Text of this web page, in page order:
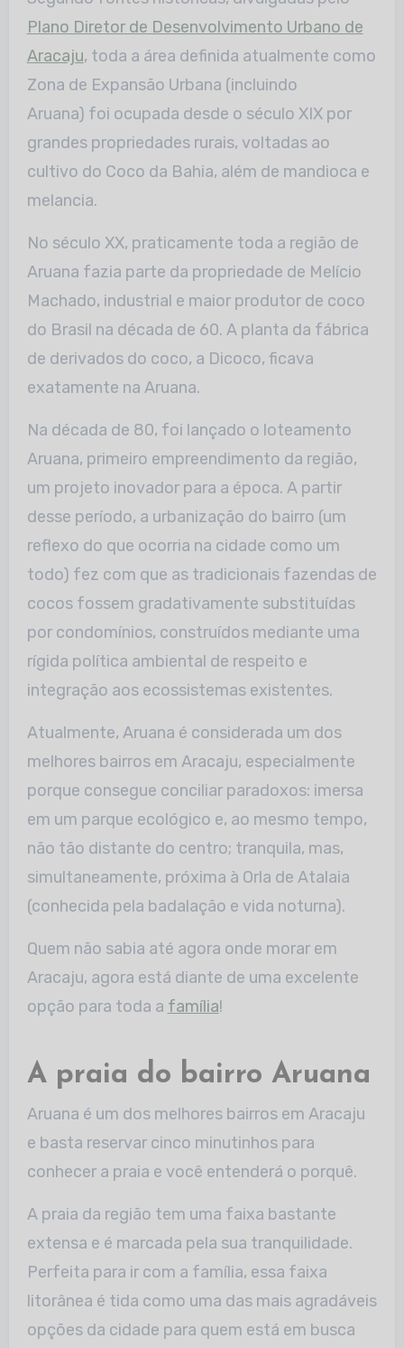
Plano Diretor de Desenvolvimento Urbano de
Aracaju, toda a área definida atualmente como
Zona de Expansão Urbana (incluindo
Aruana) foi ocupada desde o século XIX por
grandes propriedades rurais, voltadas ao
cultivo do Coco da Bahia, além de mandioca e
melancia.
No século XX, praticamente toda a região de
Aruana fazia parte da propriedade de Melício
Machado, industrial e maior produtor de coco
do Brasil na década de 60. A planta da fábrica
de derivados do coco, a Dicoco, ficava
exatamente na Aruana.
Na década de 80, foi lançado o loteamento
Aruana, primeiro empreendimento da região,
um projeto inovador para a época. A partir
desse período, a urbanização do bairro (um
reflexo do que ocorria na cidade como um
todo) fez com que as tradicionais fazendas de
cocos fossem gradativamente substituídas
por condomínios, construídos mediante uma
rígida política ambiental de respeito e
integração aos ecossistemas existentes.
Atualmente, Aruana é considerada um dos
melhores bairros em Aracaju, especialmente
porque consegue conciliar paradoxos: imersa
em um parque ecológico e, ao mesmo tempo,
não tão distante do centro; tranquila, mas,
simultaneamente, próxima à Orla de Atalaia
(conhecida pela badalação e vida noturna).
Quem não sabia até agora onde morar em
Aracaju, agora está diante de uma excelente
opção para toda a família!
A praia do bairro Aruana
Aruana é um dos melhores bairros em Aracaju
e basta reservar cinco minutinhos para
conhecer a praia e você entenderá o porquê.
A praia da região tem uma faixa bastante
extensa e é marcada pela sua tranquilidade.
Perfeita para ir com a família, essa faixa
litorânea é tida como uma das mais agradáveis
opções da cidade para quem está em busca